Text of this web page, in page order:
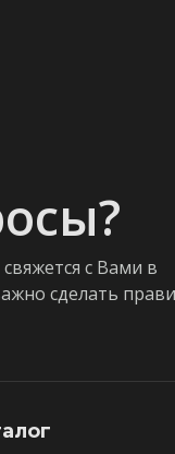
с Вами в
сделать